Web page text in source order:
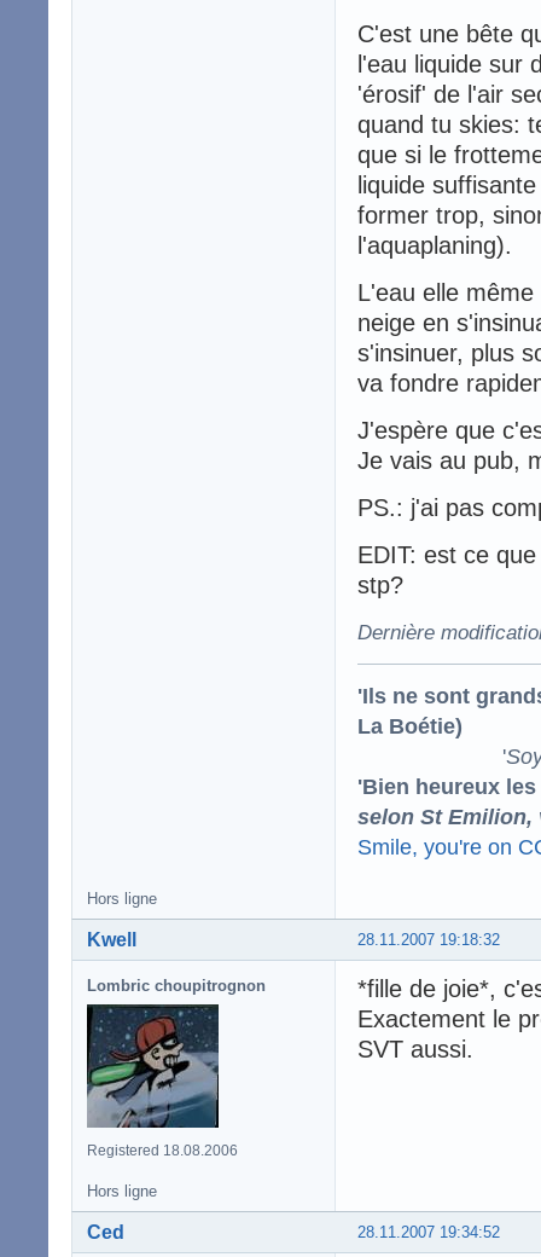
C'est une bête
l'eau liquide sur
'érosif' de l'air
quand tu skies:
que si le
liquide
former trop,
l'aquaplaning).
L'eau elle
neige en
s'insinuer, plus
va fondre
J'espère que
Je vais au pub,
PS.: j'ai pas
EDIT: est ce
stp?
Dernière
'Ils ne sont
La Boétie)
'
'Bien heureux
selon St Emilion,
Smile, you're on
Hors ligne
28.11.2007 19:18:32
Kwell
Lombric choupitrognon
Registered 18.08.2006
*fille de joie*,
Exactement le
SVT aussi.
Hors ligne
28.11.2007 19:34:52
Ced